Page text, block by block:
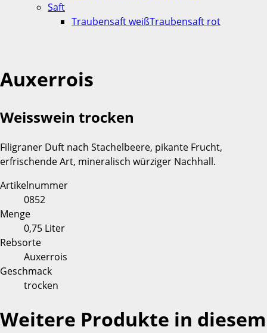
Saft
Traubensaft weißTraubensaft rot
Auxerrois
Weisswein trocken
Filigraner Duft nach Stachelbeere, pikante Frucht,
erfrischende Art, mineralisch würziger Nachhall.
Artikelnummer
0852
Menge
0,75 Liter
Rebsorte
Auxerrois
Geschmack
trocken
Weitere Produkte in diesem